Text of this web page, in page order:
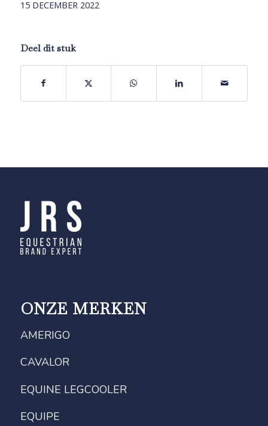
15 DECEMBER 2022
Deel dit stuk
ONZE MERKEN
AMERIGO
CAVALOR
EQUINE LEGCOOLER
EQUIPE